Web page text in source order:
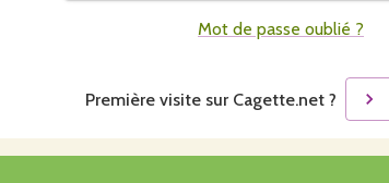
Mot de passe oublié ?
Première visite sur Cagette.net ?